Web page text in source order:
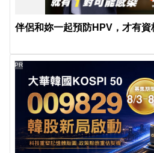
伴侶和妳一起預防HPV，才有資
PR